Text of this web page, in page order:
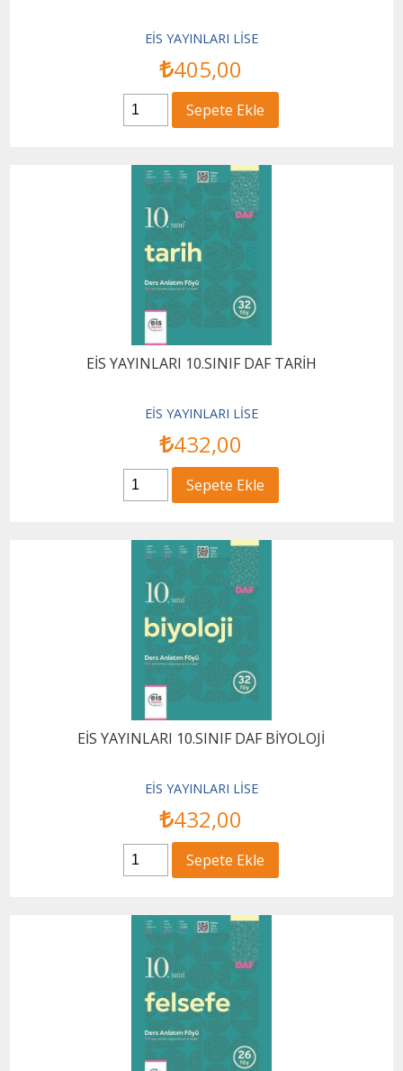
EİS YAYINLARI LİSE
405,00
Sepete Ekle
EİS YAYINLARI 10.SINIF DAF TARİH
EİS YAYINLARI LİSE
432,00
Sepete Ekle
EİS YAYINLARI 10.SINIF DAF BİYOLOJİ
EİS YAYINLARI LİSE
432,00
Sepete Ekle